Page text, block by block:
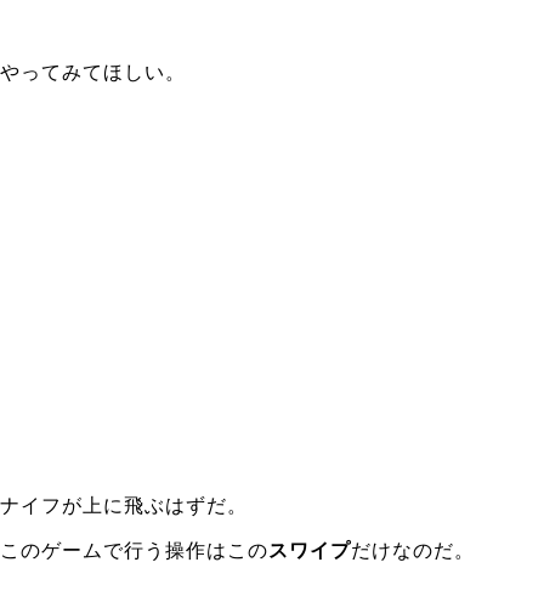
やってみてほしい。
ナイフが上に飛ぶはずだ。
このゲームで行う操作はこのスワイプだけなのだ。